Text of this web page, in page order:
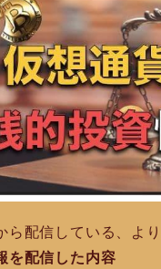
ら配信している、より
を配信した内容